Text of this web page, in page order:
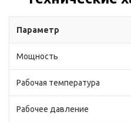
Параметр
Мощность
Рабочая температура
Рабочее давление